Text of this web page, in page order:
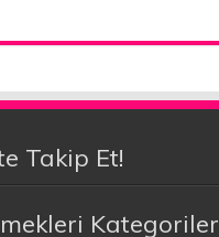
Takip Et!
Kategoriler